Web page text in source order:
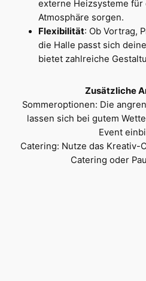
externe Heizsysteme für
Atmosphäre sorgen.
Flexibilität: Ob Vortrag,
die Halle passt sich
bietet zahlreiche
Zusätzliche
Sommeroptionen: Die
lassen sich bei gutem
Event
Catering: Nutze das Kreativ-
Catering oder